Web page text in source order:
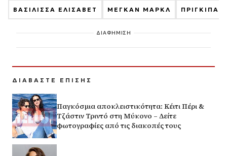
ΒΑΣΙΛΙΣΣΑ ΕΛΙΣΑΒΕΤ ΜΕΓΚΑΝ ΜΑΡΚΛ ΠΡΙΓΚΙΠΑΣ
ΔΙΑΦΗΜΙΣΗ
ΔΙΑΒΑΣΤΕ ΕΠΙΣΗΣ
Παγκόσμια αποκλειστικότητα: Κέιτι Πέρι &
Τζάστιν Τριντό στη Μύκονο – Δείτε
φωτογραφίες από τις διακοπές τους